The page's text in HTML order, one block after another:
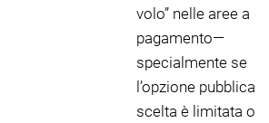
volo” nelle aree a
pagamento—
specialmente se
l’opzione pubblica
scelta è limitata o